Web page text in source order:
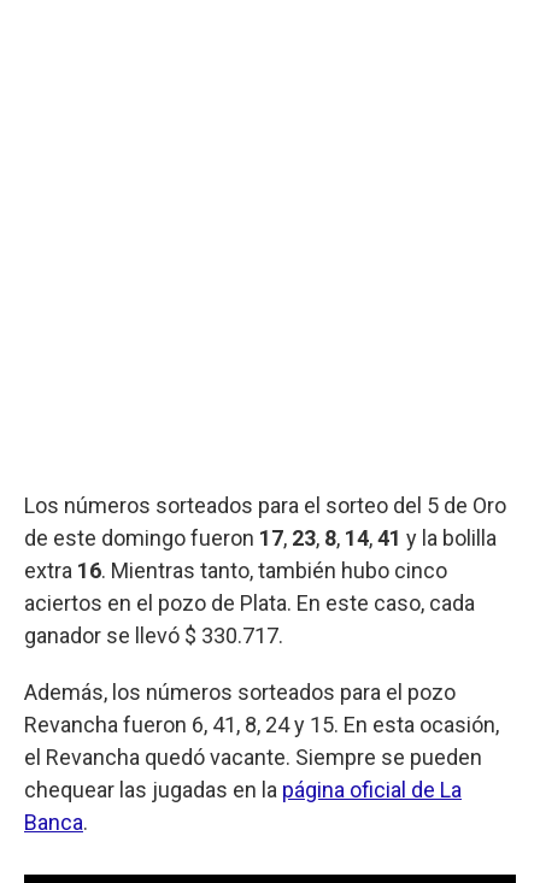
Los números sorteados para el sorteo del 5 de Oro
de este domingo fueron 17, 23, 8, 14,41 y la bolilla
extra 16. Mientras tanto, también hubo cinco
aciertos en el pozo de Plata. En este caso, cada
ganador se llevó $ 330.717.
Además, los números sorteados para el pozo
Revancha fueron 6, 41, 8, 24 y 15. En esta ocasión,
el Revancha quedó vacante. Siempre se pueden
chequear las jugadas en la página oficial de La
Banca.